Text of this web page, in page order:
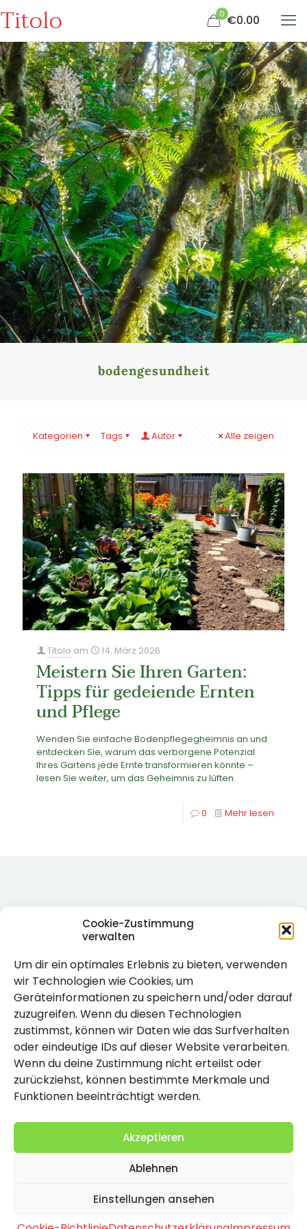
Cookie-Zustimmung
verwalten
Um dir ein optimales Erlebnis zu bieten, verwenden
wir Technologien wie Cookies, um
Geräteinformationen zu speichern und/oder darauf
zuzugreifen. Wenn du diesen Technologien
zustimmst, können wir Daten wie das Surfverhalten
oder eindeutige IDs auf dieser Website verarbeiten.
Wenn du deine Zustimmung nicht erteilst oder
zurückziehst, können bestimmte Merkmale und
Funktionen beeinträchtigt werden.
Akzeptieren
Ablehnen
Einstellungen ansehen
Titolo 0 €0.00
bodengesundheit
Kategorien Tags Autor Alle zeigen
Titolo am 14. März 2026
Meistern Sie Ihren Garten:
Tipps für gedeiende Ernten
und Pflege
Wenden Sie einfache Bodenpflegegheimnis an und
entdecken Sie, warum das verborgene Potenzial
Ihres Gartens jede Ernte transformieren könnte –
lesen Sie weiter, um das Geheimnis zu lüften.
0 Mehr lesen
Rechtlich
Impressum
Datenschutzerklärung
Cookie-Richtlinie (EU)